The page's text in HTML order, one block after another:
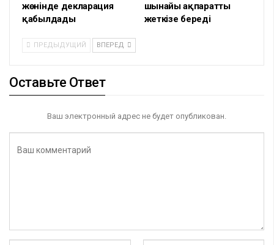
жөнінде декларация
қабылдады
шынайы ақпаратты
жеткізе береді
ПРЕДЫДУЩИЙ ВПЕРЕД
Оставьте Ответ
Ваш электронный адрес не будет опубликован.